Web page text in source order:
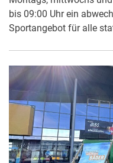
bis 09:00 Uhr ein
Sportangebot für alle